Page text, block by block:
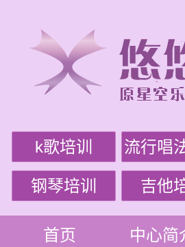
k歌培训 流行唱
钢琴培训 吉他
首页 中心简